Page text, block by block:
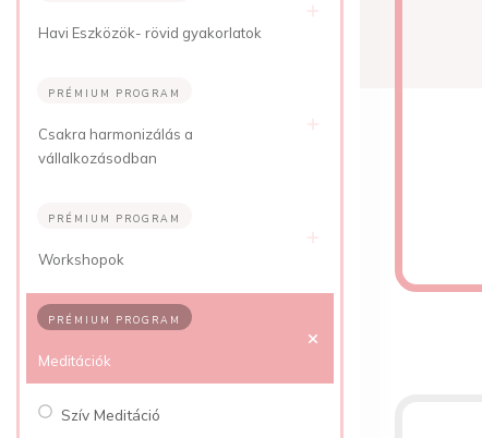
Havi Eszközök- rövid gyakorlatok
PRÉMIUM PROGRAM
Csakra harmonizálás a
vállalkozásodban
PRÉMIUM PROGRAM
Workshopok
PRÉMIUM PROGRAM
Meditációk
Szív Meditáció